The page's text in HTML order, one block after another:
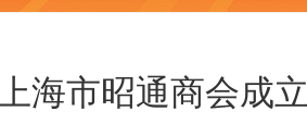
上海市昭通商会成立